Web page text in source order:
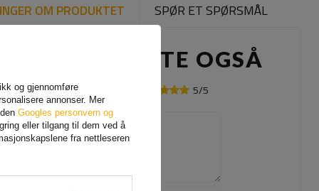
OM PRODUKTET SPØR ET SPØRSMÅL
ANDRE KJØPTE OGSÅ
5/5
Innholdet i din mening
og gjennomføre
annonser. Mer
Googles personvern og
eller tilgang til dem ved å
fra nettleseren